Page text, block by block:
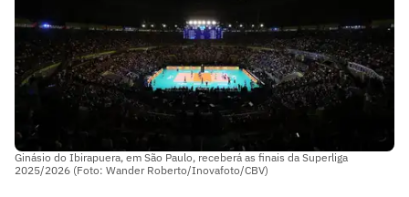
Ginásio do Ibirapuera, em São Paulo, receberá as finais da Superliga
2025/2026 (Foto: Wander Roberto/Inovafoto/CBV)